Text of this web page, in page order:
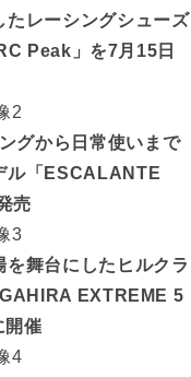
たレーシングシューズ
Peak」を7月15日
グから日常使いまで
ル「ESCALANTE
売
を舞台にしたヒルクラ
EXTREME 5
開催